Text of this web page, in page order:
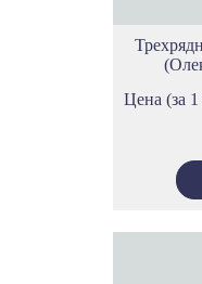
Цена (за